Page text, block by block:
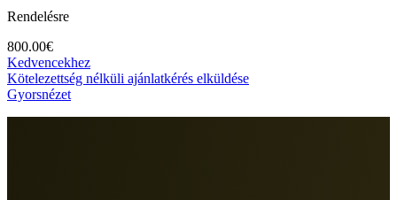
Rendelésre
800.00€
Kedvencekhez
Kötelezettség nélküli ajánlatkérés elküldése
Gyorsnézet